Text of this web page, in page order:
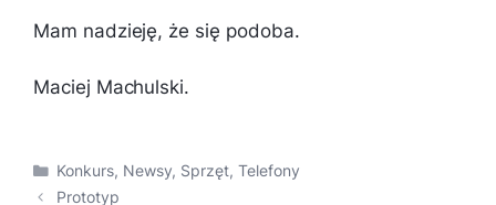
Mam nadzieję, że się podoba.
Maciej Machulski.
Kategorie
Konkurs, Newsy, Sprzęt, Telefony
Prototyp